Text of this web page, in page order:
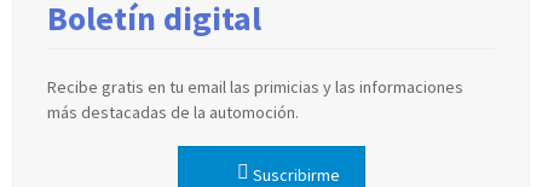
Boletín digital
Recibe gratis en tu email las primicias y las informaciones
más destacadas de la automoción.
Suscribirme